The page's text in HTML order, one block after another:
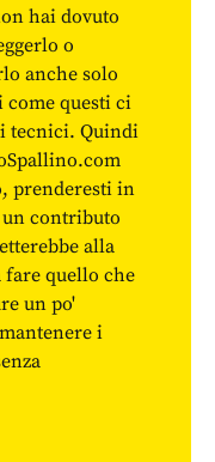
hai dovuto
o
anche solo
come questi ci
tecnici. Quindi
prenderesti in
contributo
alla
fare quello che
un po'
i